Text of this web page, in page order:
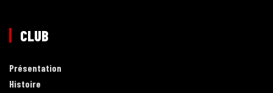
CLUB
Présentation
Histoire